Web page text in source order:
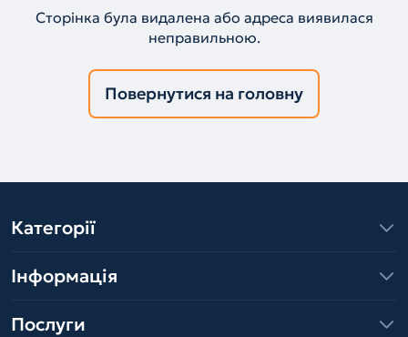
Сторінка була видалена або адреса виявилася
неправильною.
Повернутися на головну
Категорії
Інформація
Послуги